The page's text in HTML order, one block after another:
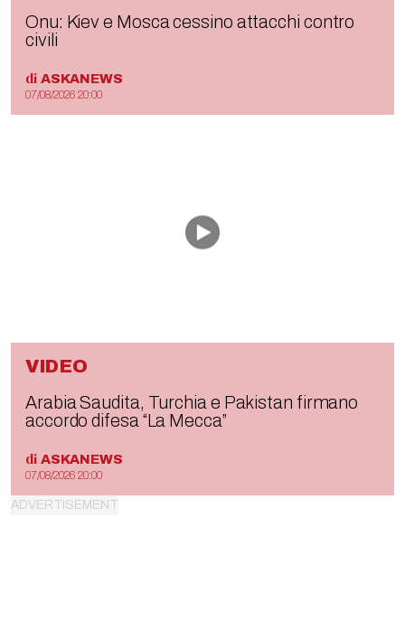
Onu: Kiev e Mosca cessino attacchi contro
civili
di ASKANEWS
07/08/2026 20:00
VIDEO
Arabia Saudita, Turchia e Pakistan firmano
accordo difesa “La Mecca”
di ASKANEWS
07/08/2026 20:00